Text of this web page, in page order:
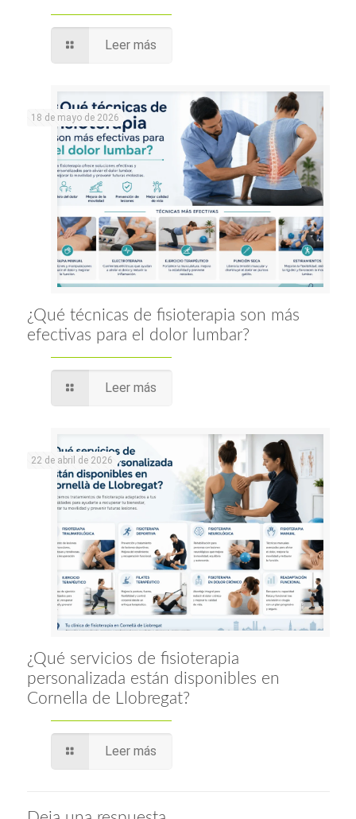
Leer más
18 de mayo de 2026
¿Qué técnicas de fisioterapia son más
efectivas para el dolor lumbar?
Leer más
22 de abril de 2026
¿Qué servicios de fisioterapia
personalizada están disponibles en
Cornella de Llobregat?
Leer más